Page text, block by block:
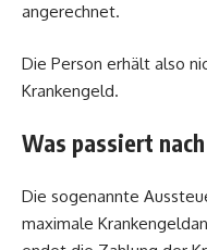
angerechnet.
Die Person erhält also
Krankengeld.
Was passiert
Die sogenannte
maximale